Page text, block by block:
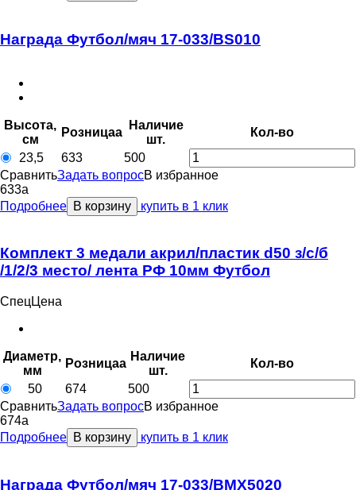
Награда Футбол/мяч 17-033/BS010
Высота,
см
Розницаa
Наличие
шт.
Кол-во
23,5
633
500
СравнитьЗадать вопросВ избранное
633a
Подробнее В корзину купить в 1 клик
Комплект 3 медали акрил/пластик d50 з/с/б
/1/2/3 место/ лента РФ 10мм Футбол
СпецЦена
Диаметр,
мм
Розницаa
Наличие
шт.
Кол-во
50
674
500
СравнитьЗадать вопросВ избранное
674a
Подробнее В корзину купить в 1 клик
Награда Футбол/мяч 17-033/BMX5020